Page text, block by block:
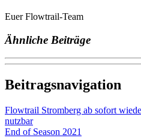
Euer Flowtrail-Team
Ähnliche Beiträge
Beitragsnavigation
Flowtrail Stromberg ab sofort
nutzbar
End of Season 2021